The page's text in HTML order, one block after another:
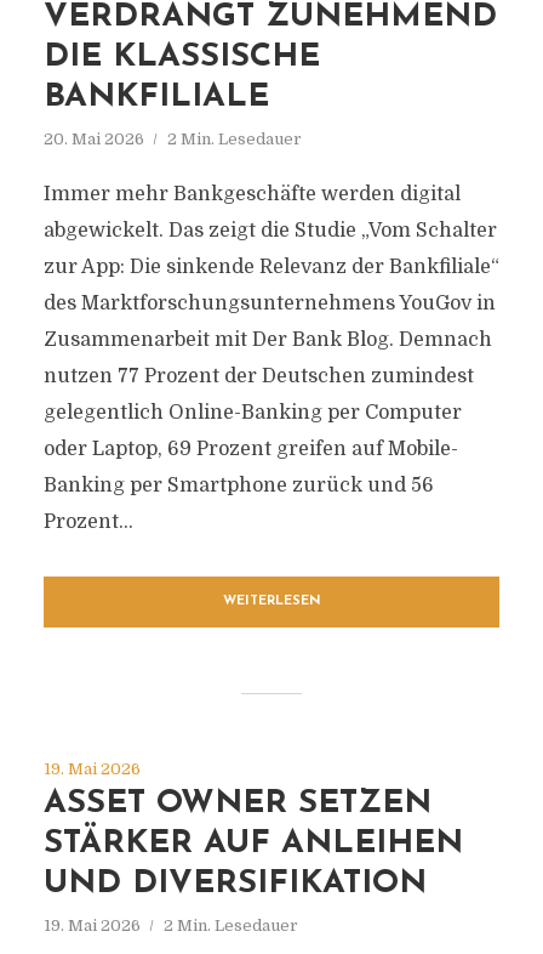
VERDRÄNGT ZUNEHMEND
DIE KLASSISCHE
BANKFILIALE
20. Mai 2026 2 Min. Lesedauer
Immer mehr Bankgeschäfte werden digital
abgewickelt. Das zeigt die Studie „Vom Schalter
zur App: Die sinkende Relevanz der Bankfiliale“
des Marktforschungsunternehmens YouGov in
Zusammenarbeit mit Der Bank Blog. Demnach
nutzen 77 Prozent der Deutschen zumindest
gelegentlich Online-Banking per Computer
oder Laptop, 69 Prozent greifen auf Mobile-
Banking per Smartphone zurück und 56
Prozent...
WEITERLESEN
19. Mai 2026
ASSET OWNER SETZEN
STÄRKER AUF ANLEIHEN
UND DIVERSIFIKATION
19. Mai 2026 2 Min. Lesedauer